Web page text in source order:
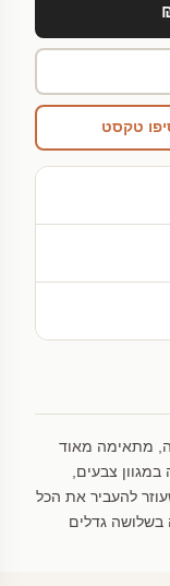
טקסט
מתאימה מאוד
צבעים,
להעביר את הכל
גדלים